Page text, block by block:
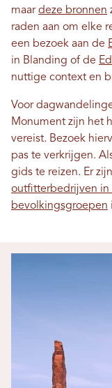
maardeze bronnen
raden aan om elke
een bezoek aan de
in Blanding of de
nuttige context en
Voor
Monument zijn het
vereist. Bezoek
pas te verkrijgen.
gids te reizen. Er
outfitterbedrijven in
bevolkingsgroepen